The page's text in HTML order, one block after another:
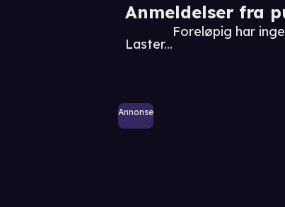
Anmeldelser fra
Laster...
Foreløpig har
Annonse